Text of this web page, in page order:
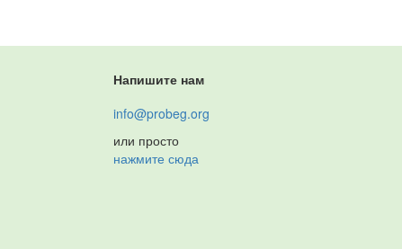
Напишите нам
info@probeg.org
или просто
нажмите сюда